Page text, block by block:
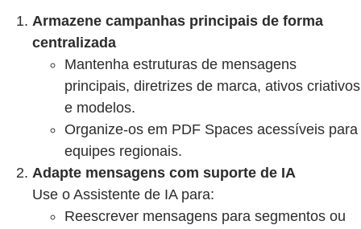
Armazene campanhas principais de forma
centralizada
Mantenha estruturas de mensagens
principais, diretrizes de marca, ativos criativos
e modelos.
Organize-os em PDF Spaces acessíveis para
equipes regionais.
Adapte mensagens com suporte de IA
Use o Assistente de IA para:
Reescrever mensagens para segmentos ou